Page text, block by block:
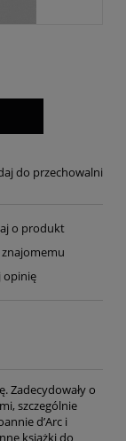
do przechowalni
o produkt
opinię
Zadecydowały o
szczególnie
d’Arc i
książki do